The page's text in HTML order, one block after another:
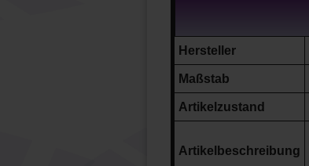
Hersteller
Maßstab
Artikelzustand
Artikelbeschreibung